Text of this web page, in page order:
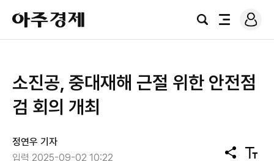
아
주
경
검
전
로
그
소진공, 중대재해 근절 위한 안전점
검 회의 개최
정연우 기자
입력 2025-09-02 10:22
공
텍